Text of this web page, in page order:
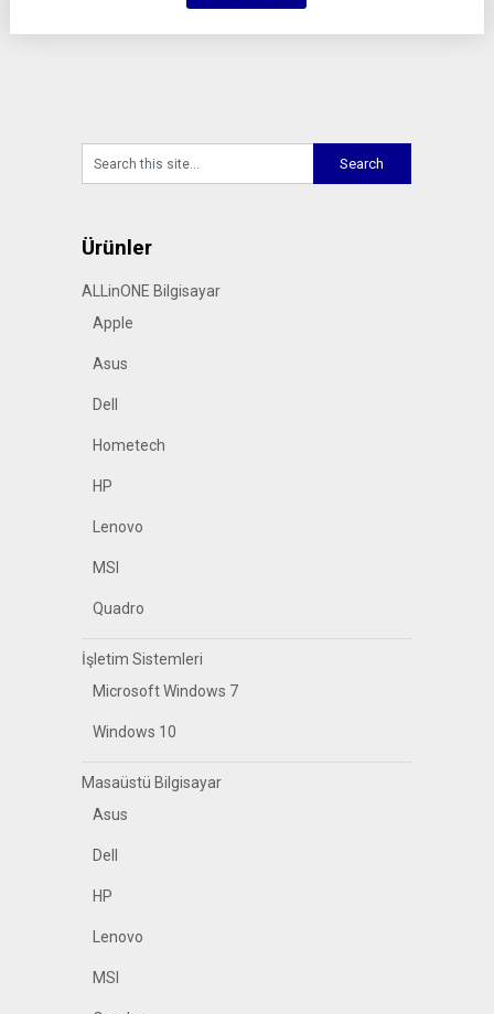
Ürünler
ALLinONE Bilgisayar
Apple
Asus
Dell
Hometech
HP
Lenovo
MSI
Quadro
İşletim Sistemleri
Microsoft Windows 7
Windows 10
Masaüstü Bilgisayar
Asus
Dell
HP
Lenovo
MSI